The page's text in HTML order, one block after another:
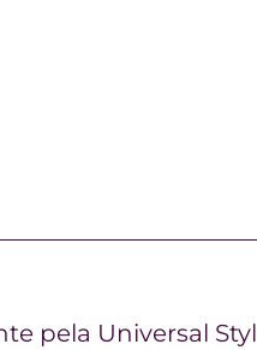
pela Universal